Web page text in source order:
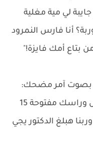
لي مية مغلية
أنا فارس النمرود
بتاع أمك فايزة!"
بصوت آمر مضحك:
"بط في عينك يا فارس! أنت مريض وراسك مفتوحة 15
هبلغ الدكتور يجي